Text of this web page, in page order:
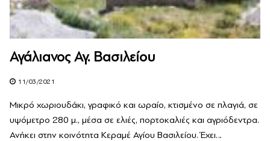
Αγάλιανος Αγ. Βασιλείου
11/03/2021
Μικρό χωριουδάκι, γραφικό και ωραίο, κτισμένο σε πλαγιά, σε
υψόμετρο 280 μ., μέσα σε ελιές, πορτοκαλιές και αγριόδεντρα.
Ανήκει στην κοινότητα Κεραμέ Αγίου Βασιλείου. Έχει…